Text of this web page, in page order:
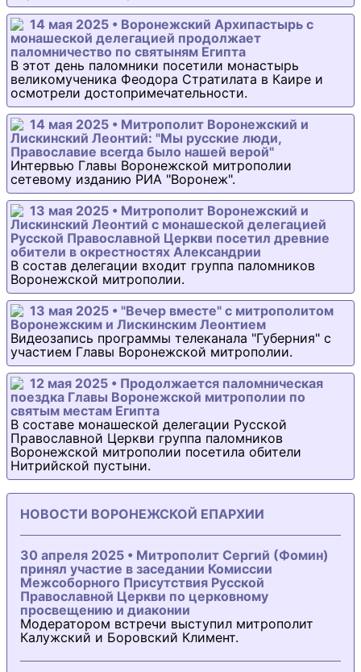
14 мая 2025 • Воронежский Архипастырь с
монашеской делегацией продолжает
паломничество по святыням Египта
В этот день паломники посетили монастырь
великомученика Феодора Стратилата в Каире и
осмотрели достопримечательности.
14 мая 2025 • Митрополит Воронежский и
Лискинский Леонтий: "Мы русские люди,
Православие всегда было нашей верой"
Интервью Главы Воронежской митрополии
сетевому изданию РИА "Воронеж".
13 мая 2025 • Митрополит Воронежский и
Лискинский Леонтий с монашеской делегацией
Русской Православной Церкви посетил древние
обители в окрестностях Александрии
В состав делегации входит группа паломников
Воронежской митрополии.
13 мая 2025 • "Вечер вместе" с митрополитом
Воронежским и Лискинским Леонтием
Видеозапись программы телеканала "Губерния" с
участием Главы Воронежской митрополии.
12 мая 2025 • Продолжается паломническая
поездка Главы Воронежской митрополии по
святым местам Египта
В составе монашеской делегации Русской
Православной Церкви группа паломников
Воронежской митрополии посетила обители
Нитрийской пустыни.
НОВОСТИ ВОРОНЕЖСКОЙ ЕПАРХИИ
30 апреля 2025 • Митрополит Сергий (Фомин)
принял участие в заседании Комиссии
Межсоборного Присутствия Русской
Православной Церкви по церковному
просвещению и диаконии
Модератором встречи выступил митрополит
Калужский и Боровский Климент.